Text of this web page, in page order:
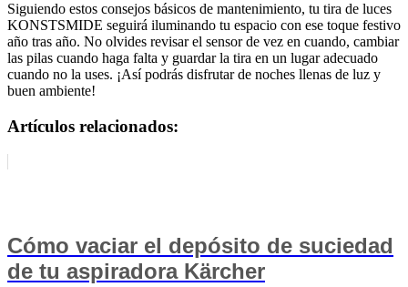
Siguiendo estos consejos básicos de mantenimiento, tu tira de luces
KONSTSMIDE seguirá iluminando tu espacio con ese toque festivo
año tras año. No olvides revisar el sensor de vez en cuando, cambiar
las pilas cuando haga falta y guardar la tira en un lugar adecuado
cuando no la uses. ¡Así podrás disfrutar de noches llenas de luz y
buen ambiente!
Artículos relacionados:
Cómo vaciar el depósito de suciedad
de tu aspiradora Kärcher